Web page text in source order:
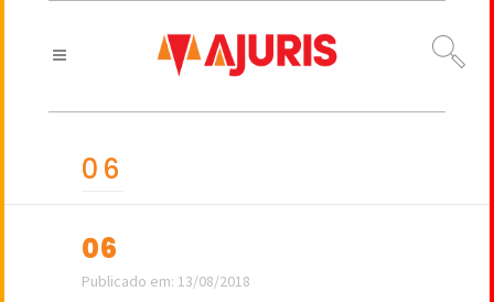
06
06
Publicado em: 13/08/2018